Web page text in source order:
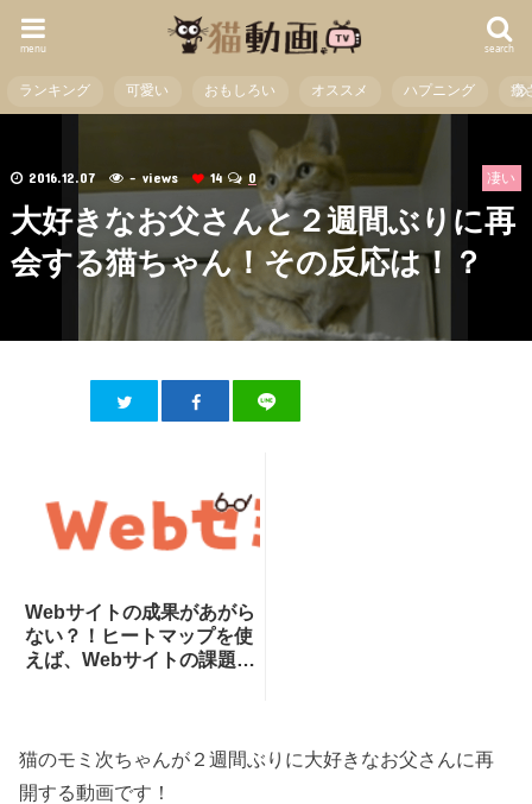
search
menu
ランキング 可愛い おもしろい オススメ ハプニング 癒
凄い
2016.12.07 - views 14 0
大好きなお父さんと２週間ぶりに再
会する猫ちゃん！その反応は！？
Webサイトの成果があがら
ない？！ヒートマップを使
えば、Webサイトの課題が
猫のモミ次ちゃんが２週間ぶりに大好きなお父さんに再
開する動画です！